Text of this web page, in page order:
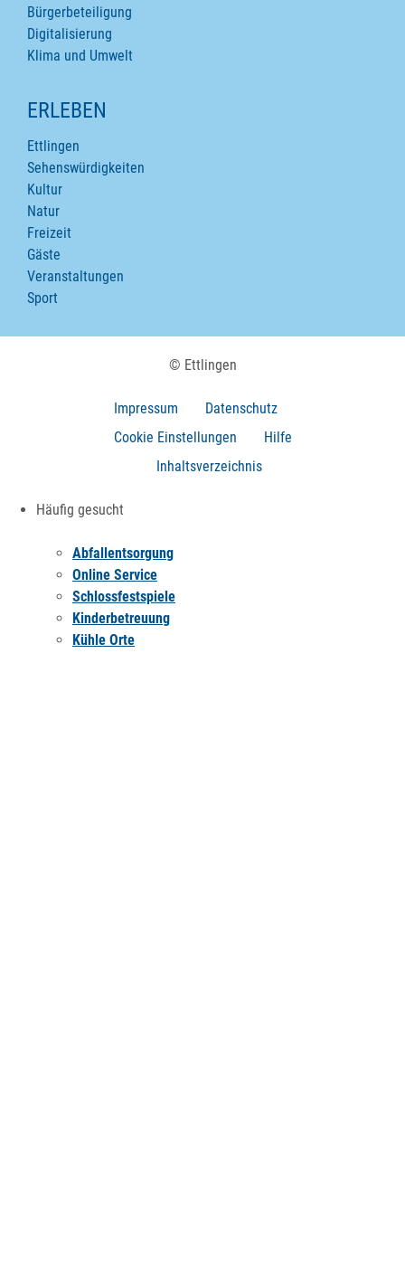
Bürgerbeteiligung
Digitalisierung
Klima und Umwelt
ERLEBEN
Ettlingen
Sehenswürdigkeiten
Kultur
Natur
Freizeit
Gäste
Veranstaltungen
Sport
© Ettlingen
Impressum
Datenschutz
Cookie Einstellungen
Hilfe
Inhaltsverzeichnis
Häufig gesucht
Abfallentsorgung
Online Service
Schlossfestspiele
Kinderbetreuung
Kühle Orte